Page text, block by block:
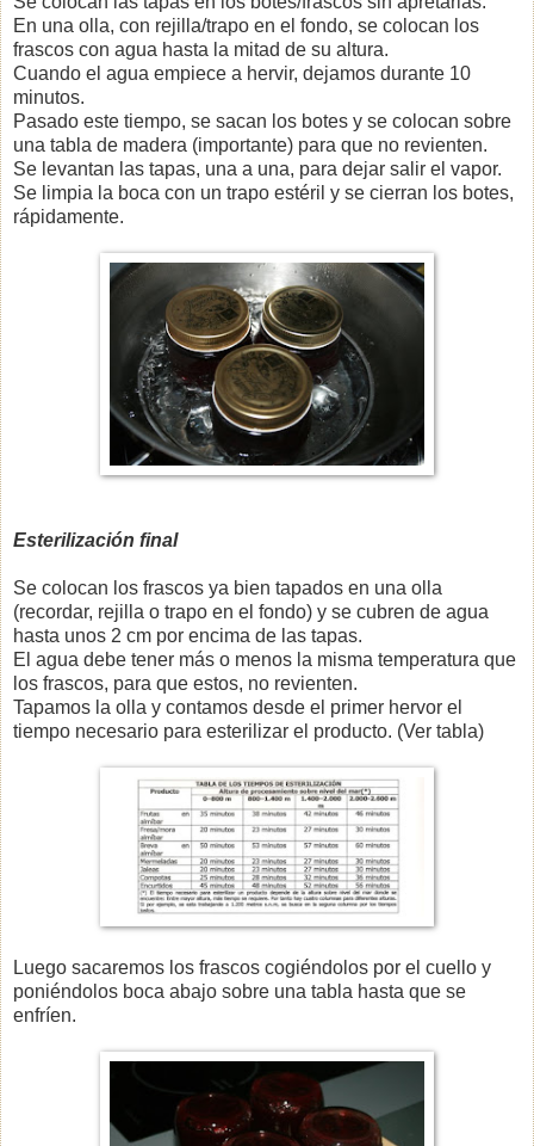
En una olla, con rejilla/trapo en el fondo, se colocan los
frascos con agua hasta la mitad de su altura.
Cuando el agua empiece a hervir, dejamos durante 10
minutos.
Pasado este tiempo, se sacan los botes y se colocan sobre
una tabla de madera (importante) para que no revienten.
Se levantan las tapas, una a una, para dejar salir el vapor.
Se limpia la boca con un trapo estéril y se cierran los botes,
rápidamente.
Esterilización final
Se colocan los frascos ya bien tapados en una olla
(recordar, rejilla o trapo en el fondo) y se cubren de agua
hasta unos 2 cm por encima de las tapas.
El agua debe tener más o menos la misma temperatura que
los frascos, para que estos, no revienten.
Tapamos la olla y contamos desde el primer hervor el
tiempo necesario para esterilizar el producto. (Ver tabla)
Luego sacaremos los frascos cogiéndolos por el cuello y
poniéndolos boca abajo sobre una tabla hasta que se
enfríen.